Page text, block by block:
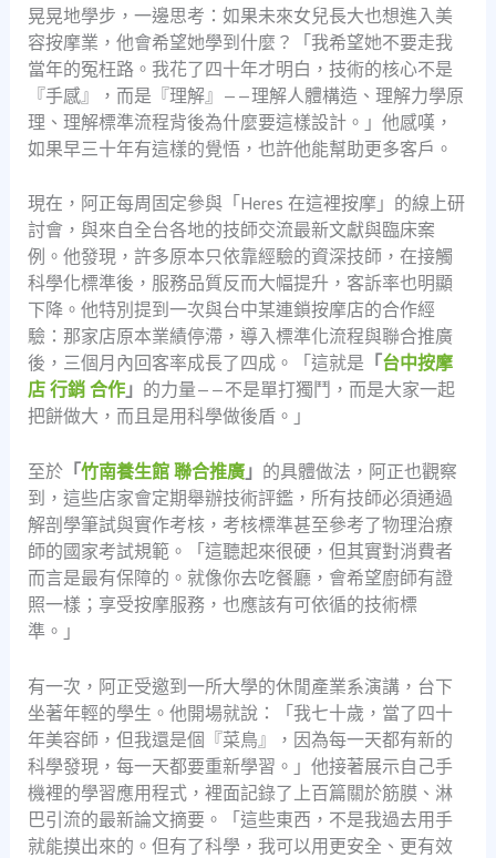
晃晃地學步，一邊思考：如果未來女兒長大也想進入美
容按摩業，他會希望她學到什麼？「我希望她不要走我
當年的冤枉路。我花了四十年才明白，技術的核心不是
『手感』，而是『理解』——理解人體構造、理解力學原
理、理解標準流程背後為什麼要這樣設計。」他感嘆，
如果早三十年有這樣的覺悟，也許他能幫助更多客戶。
現在，阿正每周固定參與「Heres 在這裡按摩」的線上研
討會，與來自全台各地的技師交流最新文獻與臨床案
例。他發現，許多原本只依靠經驗的資深技師，在接觸
科學化標準後，服務品質反而大幅提升，客訴率也明顯
下降。他特別提到一次與台中某連鎖按摩店的合作經
驗：那家店原本業績停滯，導入標準化流程與聯合推廣
後，三個月內回客率成長了四成。「這就是 「 台中按摩
店 行銷 合作」 的力量——不是單打獨鬥，而是大家一起
把餅做大，而且是用科學做後盾。」
至於「竹南養生館 聯合推廣」 的具體做法，阿正也觀察
到，這些店家會定期舉辦技術評鑑，所有技師必須通過
解剖學筆試與實作考核，考核標準甚至參考了物理治療
師的國家考試規範。「這聽起來很硬，但其實對消費者
而言是最有保障的。就像你去吃餐廳，會希望廚師有證
照一樣；享受按摩服務，也應該有可依循的技術標
準。」
有一次，阿正受邀到一所大學的休閒產業系演講，台下
坐著年輕的學生。他開場就說：「我七十歲，當了四十
年美容師，但我還是個『菜鳥』，因為每一天都有新的
科學發現，每一天都要重新學習。」他接著展示自己手
機裡的學習應用程式，裡面記錄了上百篇關於筋膜、淋
巴引流的最新論文摘要。「這些東西，不是我過去用手
就能摸出來的。但有了科學，我可以用更安全、更有效